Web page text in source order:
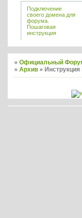
Подключение
своего домена для
форума.
Пошаговая
инструкция
»Официальный
»Архив »